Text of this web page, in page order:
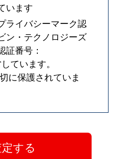
います
ライバシーマーク認
ン・テクノロジーズ
証番号：
ています。
に保護されていま